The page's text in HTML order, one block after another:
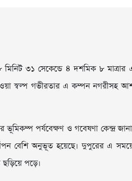
মিনিট ৩১ সেকেন্ডে ৪ দশমিক ৮
স্বল্প গভীরতার এ কম্পন নগরীসহ
ভূমিকম্প পর্যবেক্ষণ ও গবেষণা কেন্দ্র
বেশি অনুভূত হয়েছে। দুপুরের এ
পড়ে।